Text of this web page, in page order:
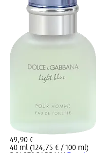
49,90 €
40 ml (124,75 € / 100 ml)